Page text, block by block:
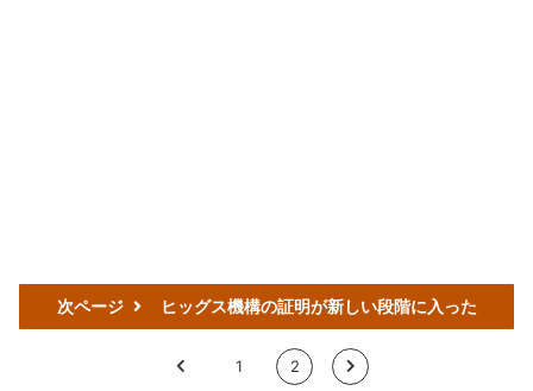
次ページ ヒッグス機構の証明が新しい段階に入った
< 1 2 >